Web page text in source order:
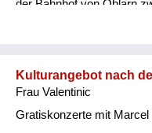
der Bahnhof von Öblarn
Fliegern angegriffen;
Schloss Gstatt vermutet.
entweder durch das
Wald laufen oder falls es
Luftschutzkeller des
so rasch wie möglich den
Kulturangebot nach
Frau Valentinic
Gratiskonzerte mit Marcel